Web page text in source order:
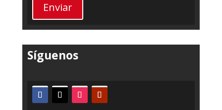
Enviar
Síguenos